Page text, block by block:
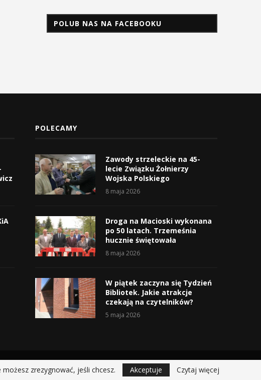
POLUB NAS NA FACEBOOKU
POLECAMY
Zawody strzeleckie na 45-
lecie Związku Żołnierzy
Wojska Polskiego
8 maja 2026
Droga na Macioski wykonana
po 50 latach. Trzemeśnia
hucznie świętowała
8 maja 2026
W piątek zaczyna się Tydzień
Bibliotek. Jakie atrakcje
czekają na czytelników?
5 maja 2026
zrezygnować, jeśli chcesz. Akceptuje Czytaj więcej